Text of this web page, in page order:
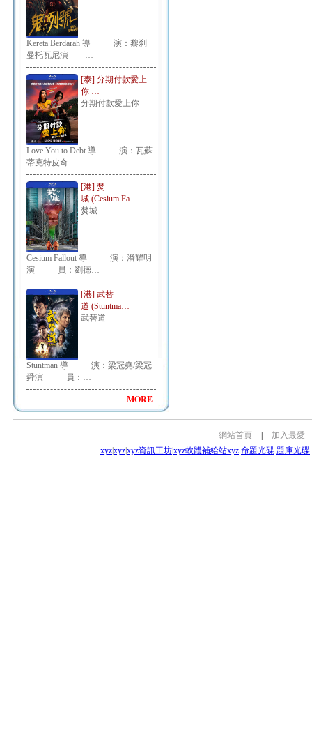
Kereta Berdarah 導 演：黎刹
曼托瓦尼演 …
[泰] 分期付款愛上
你 …
分期付款愛上你
Love You to Debt 導 演：瓦蘇
蒂克特皮奇…
[港] 焚
城 (Cesium Fa…
焚城
Cesium Fallout 導 演：潘耀明
演 員：劉德…
[港] 武替
道 (Stuntma…
武替道
Stuntman 導 演：梁冠堯/梁冠
舜演 員：…
MORE
網站首頁
加入最愛
xyzxyzxyz資訊工坊xyz軟體補給站xyz 命題光碟 題庫光碟